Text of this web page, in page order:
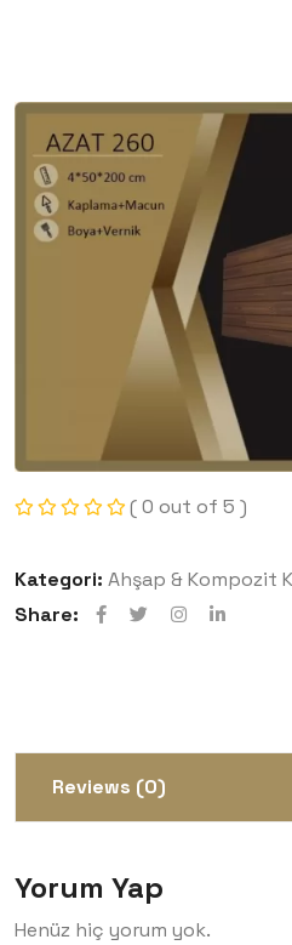
( 0 out of 5 )
Kategori: Ahşap & Kompozit
Share:
Reviews (0)
Yorum Yap
Henüz hiç yorum yok.